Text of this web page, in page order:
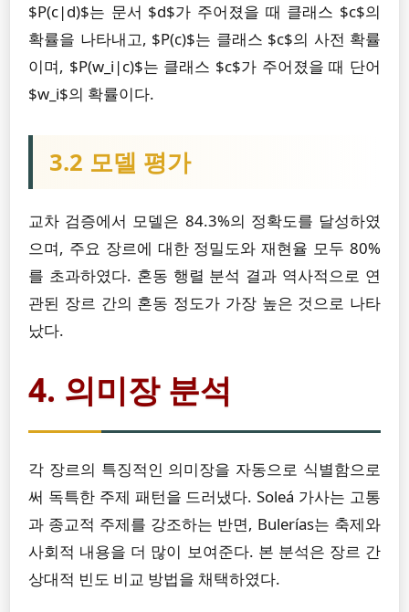
$P(c|d)$는 문서 $d$가 주어졌을 때 클래스 $c$의
확률을 나타내고, $P(c)$는 클래스 $c$의 사전 확률
이며, $P(w_i|c)$는 클래스 $c$가 주어졌을 때 단어
$w_i$의 확률이다.
3.2 모델 평가
교차 검증에서 모델은 84.3%의 정확도를 달성하였
으며, 주요 장르에 대한 정밀도와 재현율 모두 80%
를 초과하였다. 혼동 행렬 분석 결과 역사적으로 연
관된 장르 간의 혼동 정도가 가장 높은 것으로 나타
났다.
4. 의미장 분석
각 장르의 특징적인 의미장을 자동으로 식별함으로
써 독특한 주제 패턴을 드러냈다. Soleá 가사는 고통
과 종교적 주제를 강조하는 반면, Bulerías는 축제와
사회적 내용을 더 많이 보여준다. 본 분석은 장르 간
상대적 빈도 비교 방법을 채택하였다.